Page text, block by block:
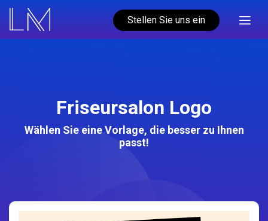
Stellen Sie uns ein
Friseursalon Logo
Wählen Sie eine Vorlage, die besser zu Ihnen
passt!